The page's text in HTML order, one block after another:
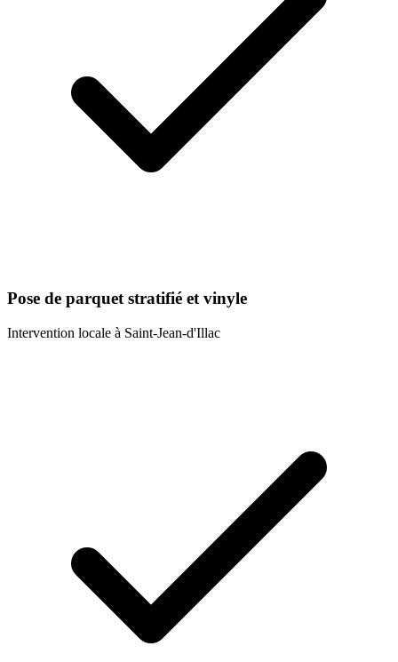
Pose de parquet stratifié et vinyle
Intervention locale à Saint-Jean-d'Illac